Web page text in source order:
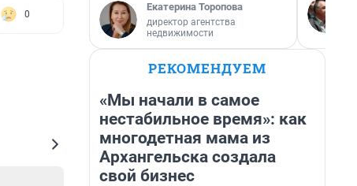
0
Екатерина Торопова
директор агентства
недвижимости
РЕКОМЕНДУЕМ
«Мы начали в самое
нестабильное время»: как
многодетная мама из
Архангельска создала
свой бизнес